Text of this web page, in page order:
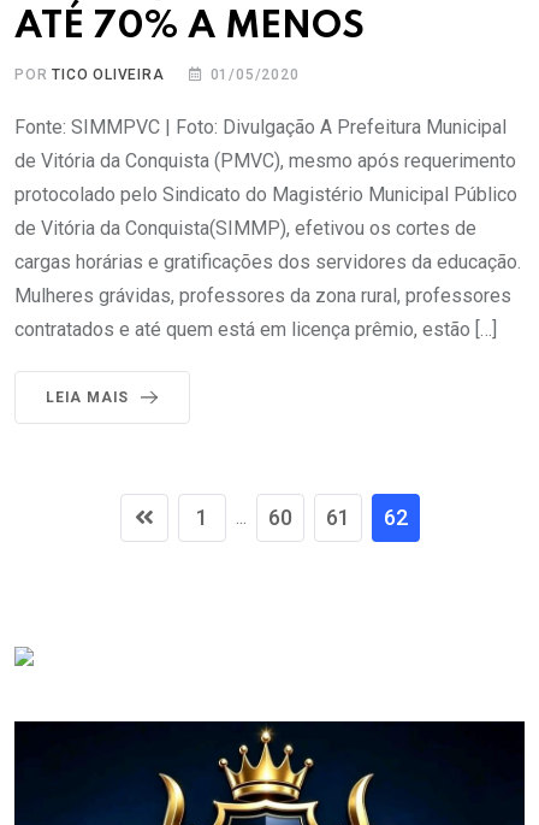
ATÉ 70% A MENOS
PORTICO OLIVEIRA 01/05/2020
Fonte: SIMMPVC | Foto: Divulgação A Prefeitura Municipal
de Vitória da Conquista (PMVC), mesmo após requerimento
protocolado pelo Sindicato do Magistério Municipal Público
de Vitória da Conquista(SIMMP), efetivou os cortes de
cargas horárias e gratificações dos servidores da educação.
Mulheres grávidas, professores da zona rural, professores
contratados e até quem está em licença prêmio, estão […]
LEIA MAIS
1 60 61 62